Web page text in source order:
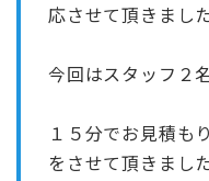
応させて頂きました
今回はスタッフ２
１５分でお見積も
をさせて頂きました